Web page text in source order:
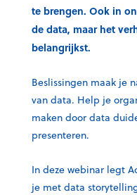
te brengen. Ook in
de data, maar het
belangrijkst.
Beslissingen maak je
van data. Help je
maken door data
presenteren.
In deze webinar legt
je met data